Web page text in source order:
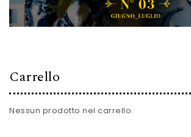
Carrello
Nessun prodotto nel carrello.